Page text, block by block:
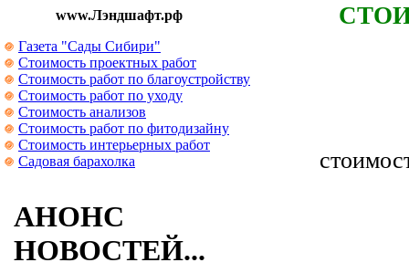
www.Лэндшафт.рф
Газета "Сады Сибири"
Стоимость проектных работ
Стоимость работ по благоустройству
Стоимость работ по уходу
Стоимость анализов
Стоимость работ по фитодизайну
Стоимость интерьерных работ
Садовая барахолка
АНОНС
НОВОСТЕЙ...